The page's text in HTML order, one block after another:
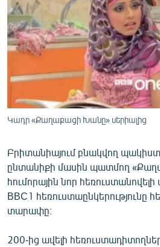
ՄԻՋԱԶԳԱՅԻՆ
ՄՇԱԿՈՒՅԹ
ՍՊՈՐՏ
ՄԵԿՆԱԲԱՆՈՒԹՅՈՒՆ
ՏՏ ԵՒ ԻՆՏԵՐՆԵՏ
ՏԵՍԱՆՅՈՒԹԵՐ
ԲԱՆԱՎԵՃ
ՁԳՏԵԼՈՎ ԼԱՎԱԳՈՒՅՆԻՆ
Կադր «Քաղաքացի Խանը» սերիալից
Բրիտանիայում բնակվող
ընտանիքի մասին պատմող
հումորային նոր
BBC1 հեռուստաընկերությունը
տարափը։
200-ից ավելի